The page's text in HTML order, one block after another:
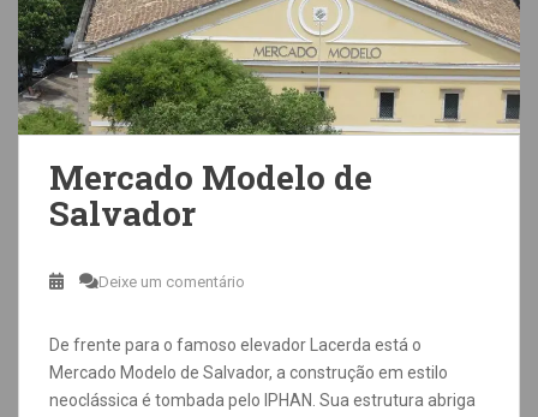
Mercado Modelo de
Salvador
Deixe um comentário
De frente para o famoso elevador Lacerda está o
Mercado Modelo de Salvador, a construção em estilo
neoclássica é tombada pelo IPHAN. Sua estrutura abriga